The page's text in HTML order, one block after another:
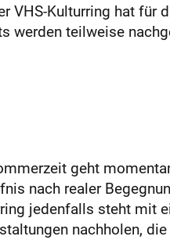
VHS-Kulturring hat
werden teilweise
geht
nach realer
jedenfalls steht mit
nachholen,